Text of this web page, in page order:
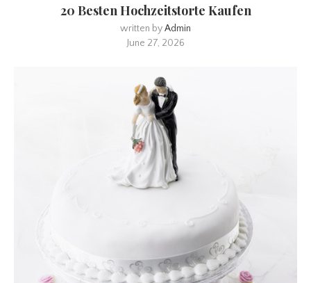
20 Besten Hochzeitstorte Kaufen
written byAdmin
June 27, 2026